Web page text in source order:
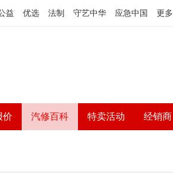
益 优选 法制 守艺中华 应急中国 更多
价 汽修百科 特卖活动 经销商